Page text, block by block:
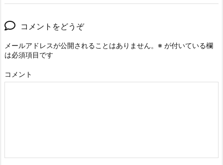
コメントをどうぞ
メールアドレスが公開されることはありません。 ※ が付いている欄
は必須項目です
コメント